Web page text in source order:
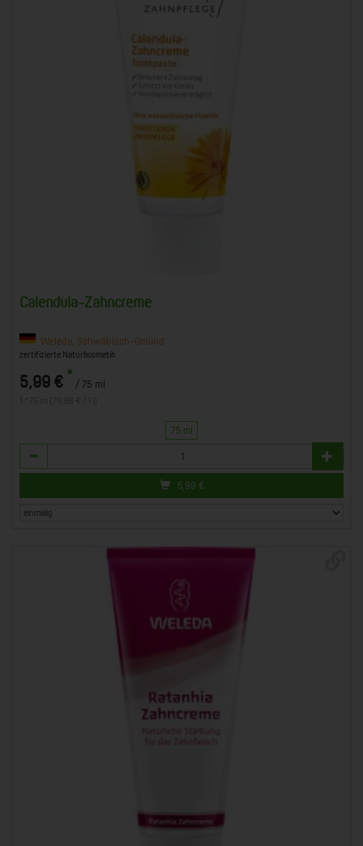
Calendula-Zahncreme
Weleda, Schwäbisch-Gmünd
zertifizierte Naturkosmetik
5,99 € * / 75 ml
75 ml
Anzahl
5,99 €